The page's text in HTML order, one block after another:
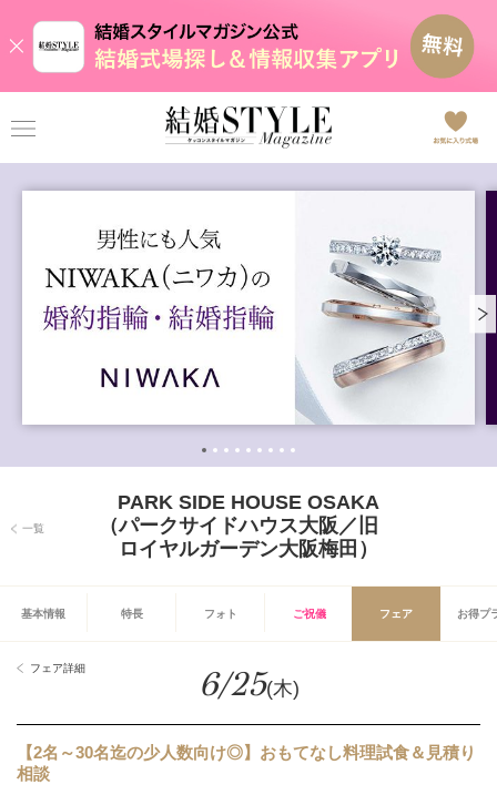
一覧
PARK SIDE HOUSE OSAKA
（パークサイドハウス大阪／旧
ロイヤルガーデン大阪梅田）
基本情報 特長 フォト ご祝儀 フェア お得プ
フェア詳細 6/25(木)
【2名～30名迄の少人数向け◎】おもてなし料理試食＆見積り
相談